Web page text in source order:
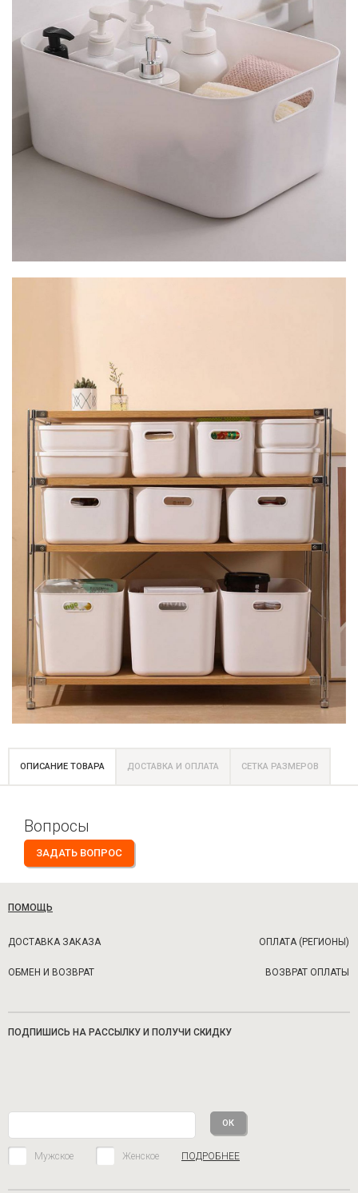
ОПИСАНИЕ ТОВАРА ДОСТАВКА И ОПЛАТА СЕТКА РАЗМЕРОВ
Вопросы
ЗАДАТЬ ВОПРОС
ПОМОЩЬ
ДОСТАВКА ЗАКАЗА ОПЛАТА (РЕГИОНЫ)
ОБМЕН И ВОЗВРАТ ВОЗВРАТ ОПЛАТЫ
ПОДПИШИСЬ НА РАССЫЛКУ И ПОЛУЧИ СКИДКУ
Мужское Женское ПОДРОБНЕЕ